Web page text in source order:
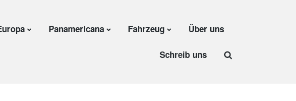
Panamericana Fahrzeug Über uns
Schreib uns